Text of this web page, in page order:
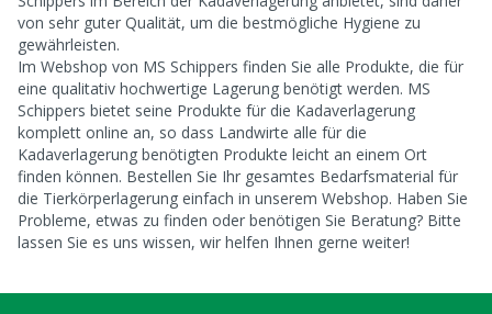
von sehr guter Qualität, um die bestmögliche Hygiene zu
gewährleisten.
Im Webshop von MS Schippers finden Sie alle Produkte, die für
eine qualitativ hochwertige Lagerung benötigt werden. MS
Schippers bietet seine Produkte für die Kadaverlagerung
komplett online an, so dass Landwirte alle für die
Kadaverlagerung benötigten Produkte leicht an einem Ort
finden können. Bestellen Sie Ihr gesamtes Bedarfsmaterial für
die Tierkörperlagerung einfach in unserem Webshop. Haben Sie
Probleme, etwas zu finden oder benötigen Sie Beratung? Bitte
lassen Sie es uns wissen, wir helfen Ihnen gerne weiter!